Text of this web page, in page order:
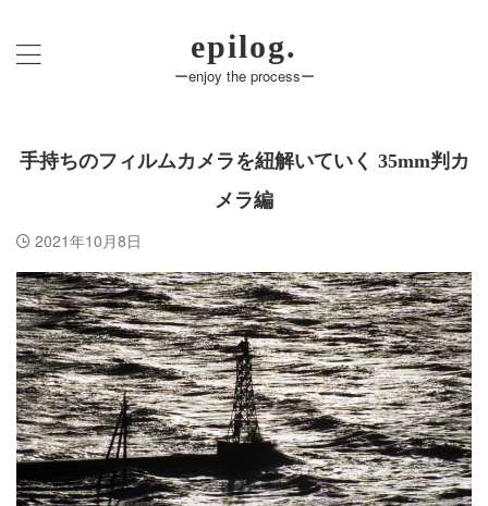
epilog.
ーenjoy the processー
手持ちのフィルムカメラを紐解いていく 35mm判カ
メラ編
2021年10月8日